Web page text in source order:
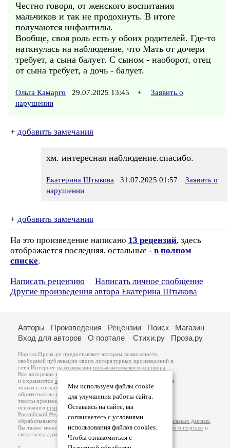
Честно говоря, от женского воспитания
мальчиков и так не продохнуть. В итоге
получаются инфантилы.
Вообще, своя роль есть у обоих родителей. Где-то
наткнулась на наблюдение, что Мать от дочери
требует, а сына балует. С сыном - наоборот, отец
от сына требует, а дочь - балует.
Ольга Камарго 29.07.2025 13:45 •
Заявить о
нарушении
+ добавить замечания
хм. интересная наблюдение.спасибо.
Екатерина Штыкова 31.07.2025 01:57
Заявить о
нарушении
+ добавить замечания
На это произведение написано 13 рецензий, здесь
отображается последняя, остальные - в полном
списке.
Написать рецензию
Написать личное сообщение
Другие произведения автора Екатерина Штыкова
Мы используем файлы cookie
для улучшения работы сайта.
Оставаясь на сайте, вы
соглашаетесь с условиями
использования файлов cookies.
Чтобы ознакомиться с
Авторы Произведения Рецензии Поиск
Магазин
Вход для авторов
О портале Стихи.ру Проза.ру
Портал Проза.ру предоставляет авторам возможность
свободной публикации своих литературных произведений в
сети Интернет на основаниипользовательского договора
Все авторские права на произведения принадлежат авторам
и охраняются законом
. Перепечатка произведений возможна
только с согласия его автора, к которому вы можете
обратиться на его авторской странице. Ответственность за
тексты произведений авторы несут самостоятельно на
основанииправил публикацииизаконодательства
Российской Федерации
обрабатываются на основанииПолитики обработки персональных данных
Вы также можете посмотреть более подробнуюинформацию о портале и
связаться с администрацией